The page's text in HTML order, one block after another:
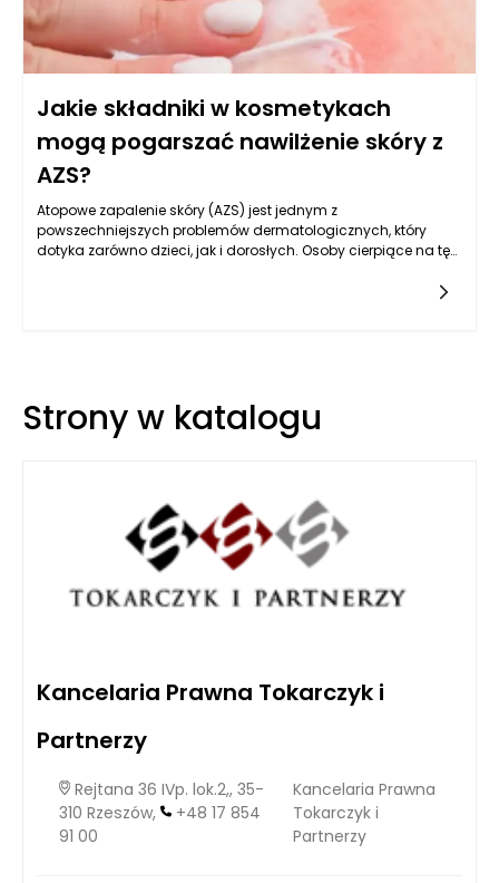
Jakie składniki w kosmetykach
mogą pogarszać nawilżenie skóry z
AZS?
Atopowe zapalenie skóry (AZS) jest jednym z
powszechniejszych problemów dermatologicznych, który
dotyka zarówno dzieci, jak i dorosłych. Osoby cierpiące na tę
ponieważ ich skóra jest niemal zawsze wrażliwa, skłonna do
Strony w katalogu
Kancelaria Prawna Tokarczyk i
Partnerzy
Rejtana 36 IVp. lok.2,, 35-
310 Rzeszów,
+48 17 854
91 00
Kancelaria Prawna
Tokarczyk i
Partnerzy